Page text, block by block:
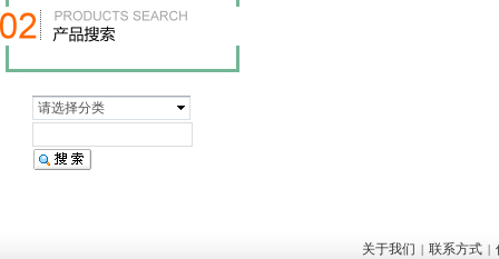
请选择分类
关于我们 | 联系方式 |